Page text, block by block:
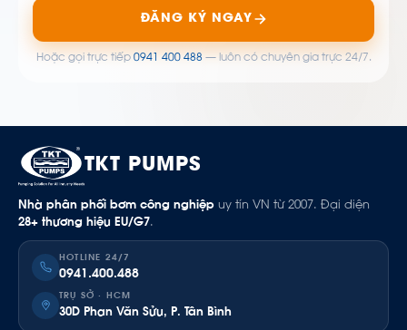
ĐĂNG KÝ NGAY
Hoặc gọi trực tiếp 0941 400 488— luôn có chuyên gia trực 24/7.
TKT PUMPS
Nhà phân phối bơm công nghiệp uy tín VN từ 2007. Đại diện
28+ thương hiệu EU/G7.
HOTLINE 24/7
0941.400.488
TRỤ SỞ · HCM
30D Phan Văn Sửu, P. Tân Bình